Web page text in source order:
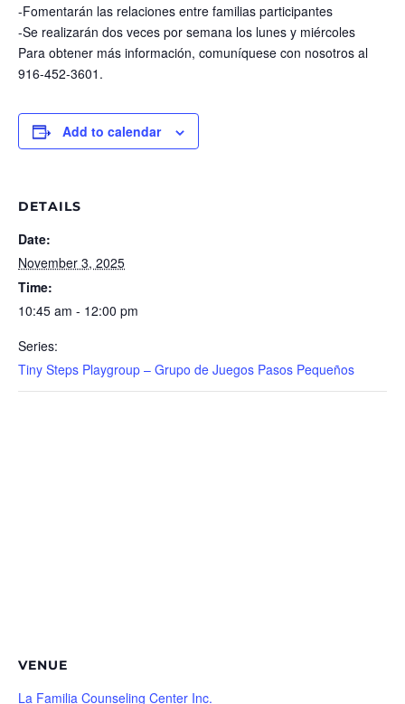
-Fomentarán las relaciones entre familias participantes
-Se realizarán dos veces por semana los lunes y miércoles
Para obtener más información, comuníquese con nosotros al
916-452-3601.
Add to calendar
DETAILS
Date:
November 3, 2025
Time:
10:45 am - 12:00 pm
Series:
Tiny Steps Playgroup – Grupo de Juegos Pasos Pequeños
VENUE
La Familia Counseling Center Inc.